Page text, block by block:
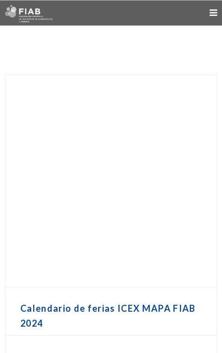
Calendario de ferias ICEX MAPA FIAB
2024